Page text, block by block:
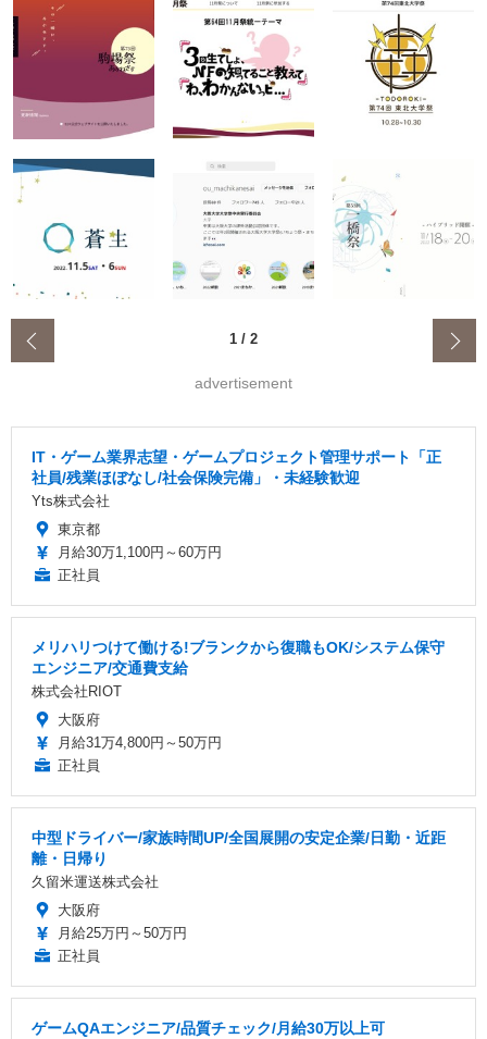
1 / 2
advertisement
IT・ゲーム業界志望・ゲームプロジェクト管理サポート「正
社員/残業ほぼなし/社会保険完備」・未経験歓迎
Yts株式会社
東京都
月給30万1,100円～60万円
正社員
メリハリつけて働ける!ブランクから復職もOK/システム保守
エンジニア/交通費支給
株式会社RIOT
大阪府
月給31万4,800円～50万円
正社員
中型ドライバー/家族時間UP/全国展開の安定企業/日勤・近距
離・日帰り
久留米運送株式会社
大阪府
月給25万円～50万円
正社員
ゲームQAエンジニア/品質チェック/月給30万以上可